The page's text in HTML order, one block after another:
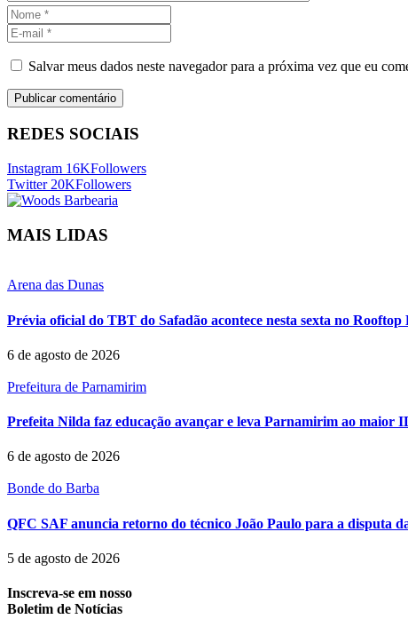
Salvar meus dados neste navegador para a próxima vez que eu
REDES SOCIAIS
Instagram 16KFollowers
Twitter 20KFollowers
MAIS LIDAS
Arena das Dunas
Prévia oficial do TBT do Safadão acontece nesta sexta no Rooftop
6 de agosto de 2026
Prefeitura de Parnamirim
Prefeita Nilda faz educação avançar e leva Parnamirim ao maior
6 de agosto de 2026
Bonde do Barba
QFC SAF anuncia retorno do técnico João Paulo para a disputa
5 de agosto de 2026
Inscreva-se em nosso
Boletim de Notícias